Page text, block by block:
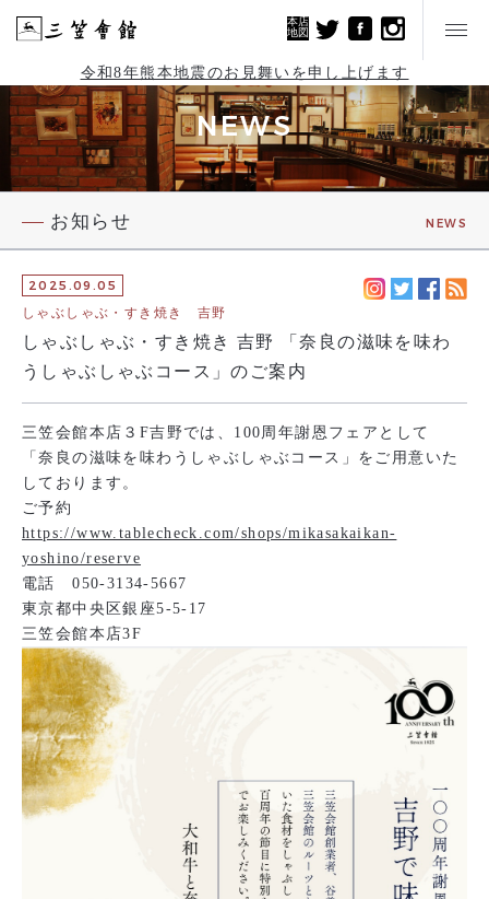
本店
地図
令和8年熊本地震のお見舞いを申し上げます
NEWS
お知らせ NEWS
2025.09.05
しゃぶしゃぶ・すき焼き 吉野
しゃぶしゃぶ・すき焼き 吉野 「奈良の滋味を味わ
うしゃぶしゃぶコース」のご案内
三笠会館本店３F吉野では、100周年謝恩フェアとして
「奈良の滋味を味わうしゃぶしゃぶコース」をご用意いた
しております。
ご予約
https://www.tablecheck.com/shops/mikasakaikan-
yoshino/reserve
電話 050-3134-5667
東京都中央区銀座5-5-17
三笠会館本店3F